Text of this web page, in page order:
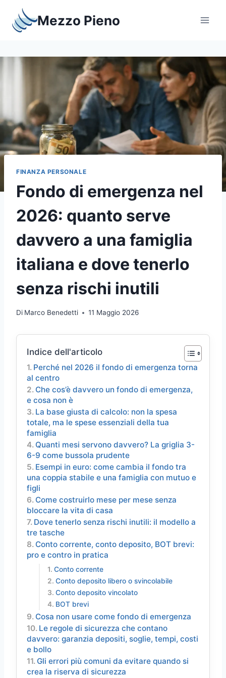
contenuto
Mezzo Pieno
FINANZA PERSONALE
Fondo di emergenza nel
2026: quanto serve
davvero a una famiglia
italiana e dove tenerlo
senza rischi inutili
Di Marco Benedetti 11 Maggio 2026
Indice dell'articolo
Perché nel 2026 il fondo di emergenza torna
al centro
Che cos’è davvero un fondo di emergenza,
e cosa non è
La base giusta di calcolo: non la spesa
totale, ma le spese essenziali della tua
famiglia
Quanti mesi servono davvero? La griglia 3-
6-9 come bussola prudente
Esempi in euro: come cambia il fondo tra
una coppia stabile e una famiglia con mutuo e
figli
Come costruirlo mese per mese senza
bloccare la vita di casa
Dove tenerlo senza rischi inutili: il modello a
tre tasche
Conto corrente, conto deposito, BOT brevi:
pro e contro in pratica
Conto corrente
Conto deposito libero o svincolabile
Conto deposito vincolato
BOT brevi
Cosa non usare come fondo di emergenza
Le regole di sicurezza che contano
davvero: garanzia depositi, soglie, tempi, costi
e bollo
Gli errori più comuni da evitare quando si
crea la riserva di sicurezza